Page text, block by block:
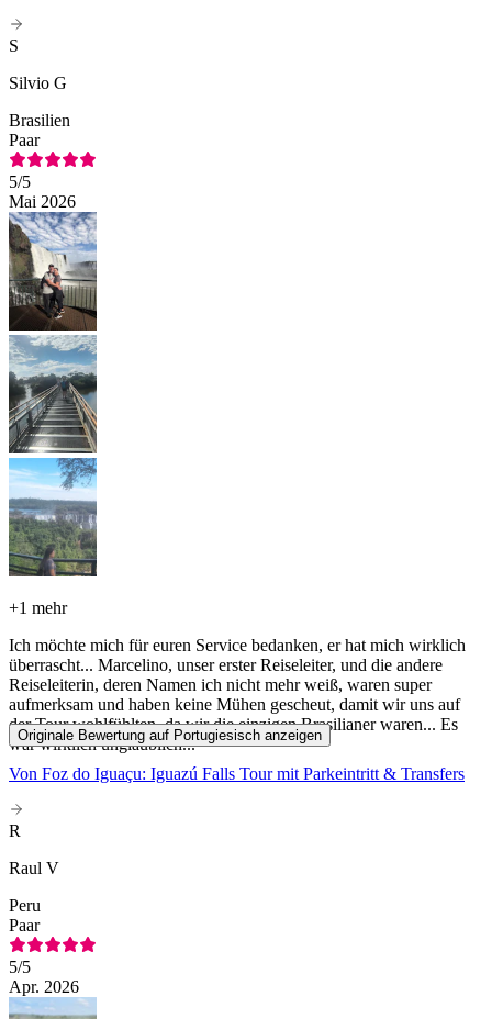
S
Silvio G
Brasilien
Paar
5/5
Mai 2026
+1 mehr
Ich möchte mich für euren Service bedanken, er hat mich wirklich
überrascht... Marcelino, unser erster Reiseleiter, und die andere
Reiseleiterin, deren Namen ich nicht mehr weiß, waren super
aufmerksam und haben keine Mühen gescheut, damit wir uns auf
der Tour wohlfühlten, da wir die einzigen Brasilianer waren... Es
war wirklich unglaublich...
Originale Bewertung auf Portugiesisch anzeigen
Von Foz do Iguaçu: Iguazú Falls Tour mit Parkeintritt & Transfers
R
Raul V
Peru
Paar
5/5
Apr. 2026